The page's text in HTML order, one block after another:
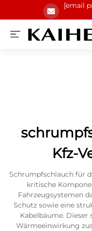
[email
Kfz-
Schrumpfschlauch für
kritische
Fahrzeugsystemen
Schutz sowie eine
Kabelbäume. Dieser
Wärmeeinwirkung